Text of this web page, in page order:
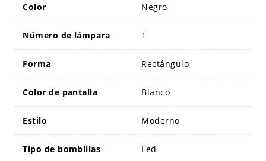
Color Negro
Número de lámpara 1
Forma Rectángulo
Color de pantalla Blanco
Estilo Moderno
Tipo de bombillas Led